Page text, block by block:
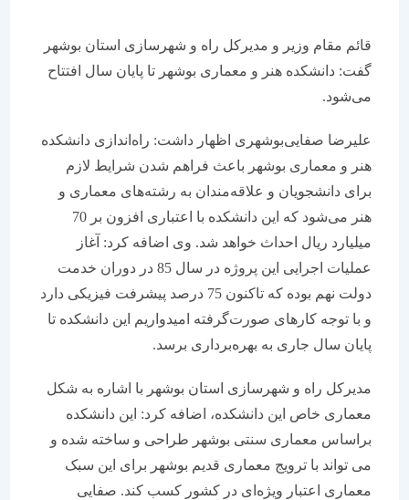
قائم مقام وزیر و مدیرکل راه و شهرسازی استان بوشهر
گفت: دانشکده هنر و معماری بوشهر تا پایان سال افتتاح
می‌شود.
علیرضا صفایی‌بوشهری اظهار داشت: راه‌اندازی دانشکده
هنر و معماری بوشهر باعث فراهم شدن شرایط لازم
برای دانشجویان و علاقه‌مندان به رشته‌های معماری و
هنر می‌شود که این دانشکده با اعتباری افزون بر 70
میلیارد ریال احداث خواهد شد. وی اضافه کرد: آغاز
عملیات اجرایی این پروژه در سال 85 در دوران خدمت
دولت نهم بوده که تاکنون 75 درصد پیشرفت فیزیکی دارد
و با توجه کارهای صورت‌گرفته امیدواریم این دانشکده تا
پایان سال جاری به بهره‌برداری برسد.
مدیرکل راه و شهرسازی استان بوشهر با اشاره به شکل
معماری خاص این دانشکده، اضافه کرد: این دانشکده
براساس معماری سنتی بوشهر طراحی و ساخته شده و
می تواند با ترویج معماری قدیم بوشهر برای این سبک
معماری اعتبار ویژه‌ای در کشور کسب کند. صفایی